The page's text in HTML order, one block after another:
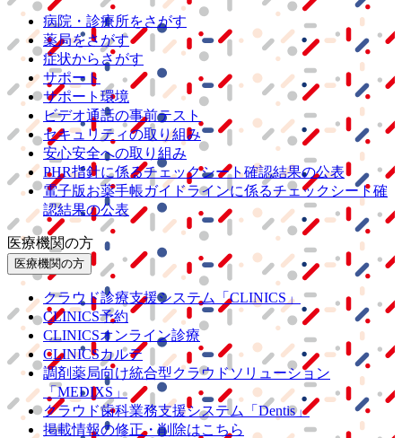
病院・診療所をさがす
薬局をさがす
症状からさがす
サポート
サポート環境
ビデオ通話の事前テスト
セキュリティの取り組み
安心安全への取り組み
PHR指針に係るチェックシート確認結果の公表
電子版お薬手帳ガイドラインに係るチェックシート確
認結果の公表
医療機関の方
医療機関の方
クラウド診療支援システム
「CLINICS」
CLINICS予約
CLINICSオンライン診療
CLINICSカルテ
調剤薬局向け統合型クラウドソリューション
「MEDIXS」
クラウド歯科業務支援システム
「Dentis」
掲載情報の修正・削除はこちら